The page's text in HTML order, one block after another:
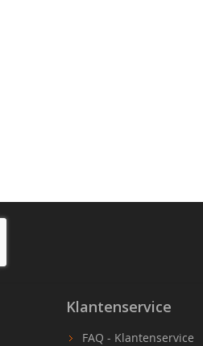
Klantenservice
FAQ - Klantenservice